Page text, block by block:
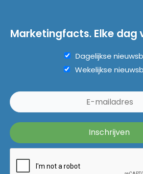
Marketingfacts. Elke dag
Dagelijkse
Wekelijkse